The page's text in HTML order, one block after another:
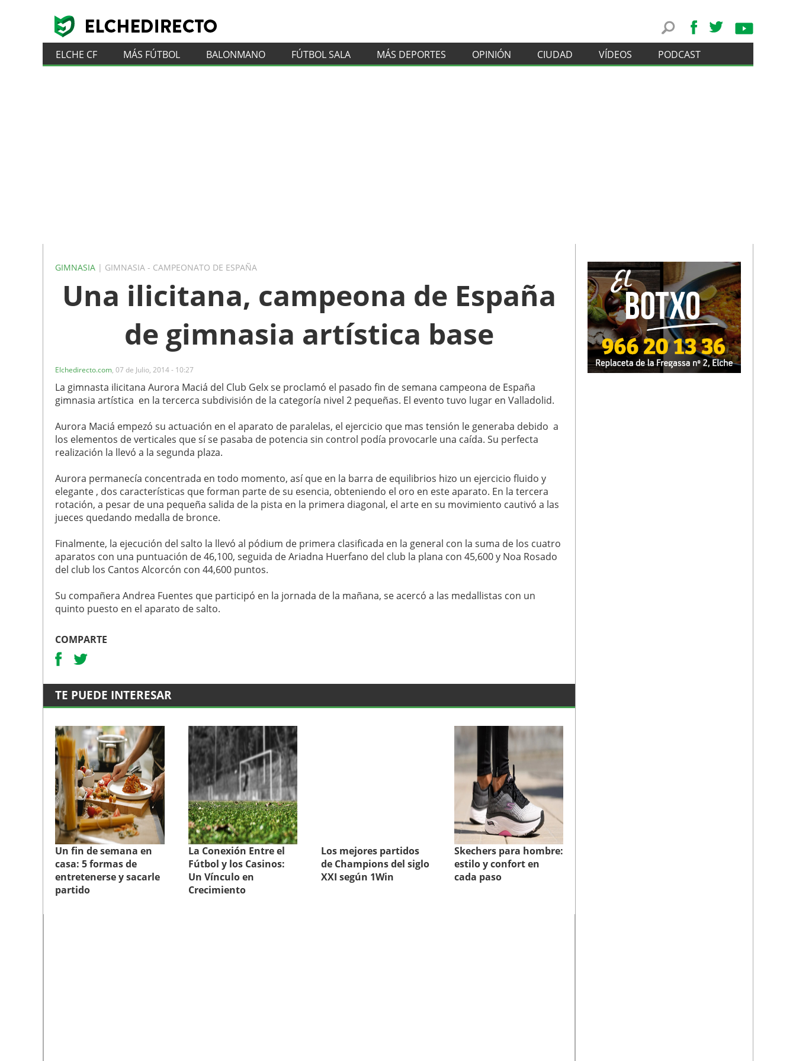
ELCHE CF MÁS FÚTBOL BALONMANO FÚTBOL SALA MÁS DEPORTES OPINIÓN CIUDAD VÍDEOS PODCAST
GIMNASIA | GIMNASIA - CAMPEONATO DE ESPAÑA
Una ilicitana, campeona de España
de gimnasia artística base
Elchedirecto.com, 07 de Julio, 2014 - 10:27
La gimnasta ilicitana Aurora Maciá del Club Gelx se proclamó el pasado fin de semana campeona de España
gimnasia artística en la tercerca subdivisión de la categoría nivel 2 pequeñas. El evento tuvo lugar en Valladolid.
Aurora Maciá empezó su actuación en el aparato de paralelas, el ejercicio que mas tensión le generaba debido a
los elementos de verticales que sí se pasaba de potencia sin control podía provocarle una caída. Su perfecta
realización la llevó a la segunda plaza.
Aurora permanecía concentrada en todo momento, así que en la barra de equilibrios hizo un ejercicio fluido y
elegante , dos características que forman parte de su esencia, obteniendo el oro en este aparato. En la tercera
rotación, a pesar de una pequeña salida de la pista en la primera diagonal, el arte en su movimiento cautivó a las
jueces quedando medalla de bronce.
Finalmente, la ejecución del salto la llevó al pódium de primera clasificada en la general con la suma de los cuatro
aparatos con una puntuación de 46,100, seguida de Ariadna Huerfano del club la plana con 45,600 y Noa Rosado
del club los Cantos Alcorcón con 44,600 puntos.
Su compañera Andrea Fuentes que participó en la jornada de la mañana, se acercó a las medallistas con un
quinto puesto en el aparato de salto.
COMPARTE
TE PUEDE INTERESAR
Un fin de semana en
casa: 5 formas de
entretenerse y sacarle
partido
La Conexión Entre el
Fútbol y los Casinos:
Un Vínculo en
Crecimiento
Los mejores partidos
de Champions del siglo
XXI según 1Win
Skechers para hombre:
estilo y confort en
cada paso